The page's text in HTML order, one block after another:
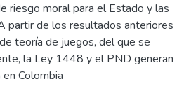
riesgo moral para el Estado y las
partir de los resultados anteriores
teoría de juegos, del que se
la Ley 1448 y el PND generan
Colombia